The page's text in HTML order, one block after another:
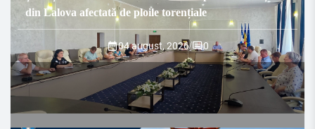
din Lalova afectată de ploile torențiale
04 august, 2026/ 0